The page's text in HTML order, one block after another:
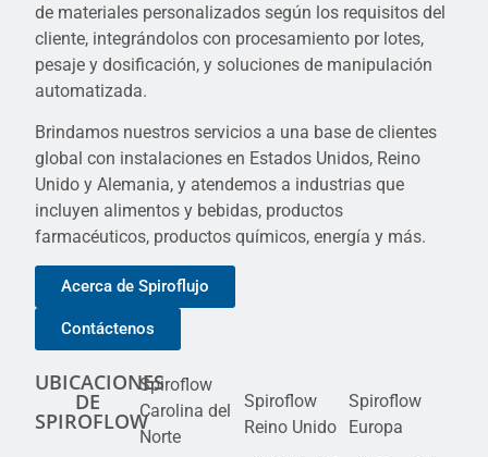
de materiales personalizados según los requisitos del
cliente, integrándolos con procesamiento por lotes,
pesaje y dosificación, y soluciones de manipulación
automatizada.
Brindamos nuestros servicios a una base de clientes
global con instalaciones en Estados Unidos, Reino
Unido y Alemania, y atendemos a industrias que
incluyen alimentos y bebidas, productos
farmacéuticos, productos químicos, energía y más.
Acerca de Spiroflujo
Contáctenos
UBICACIONES
DE
SPIROFLOW
Spiroflow
Carolina del
Norte
Spiroflow
Reino Unido
Spiroflow
Europa